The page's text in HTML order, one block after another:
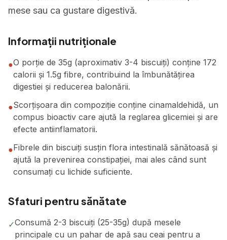
mese sau ca gustare digestivă.
Informații nutriționale
●O porție de 35g (aproximativ 3-4 biscuiți) conține 172
calorii și 1.5g fibre, contribuind la îmbunătățirea
digestiei și reducerea balonării.
●Scorțișoara din compoziție conține cinamaldehidă, un
compus bioactiv care ajută la reglarea glicemiei și are
efecte antiinflamatorii.
●Fibrele din biscuiți susțin flora intestinală sănătoasă și
ajută la prevenirea constipației, mai ales când sunt
consumați cu lichide suficiente.
Sfaturi pentru sănătate
✓Consumă 2-3 biscuiți (25-35g) după mesele
principale cu un pahar de apă sau ceai pentru a